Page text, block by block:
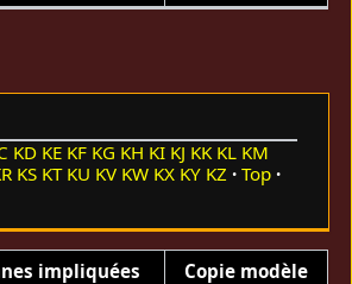
KD KE KF KG KH KI KJ KK KL KM
KS KT KU KV KW KX KY KZ
Top
impliquées Copie modèle